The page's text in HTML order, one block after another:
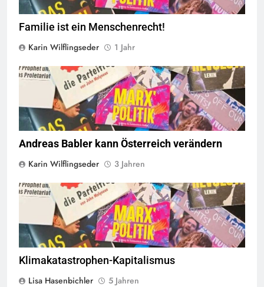
Familie ist ein Menschenrecht!
Karin Wilflingseder
1 Jahr
© linkswende.org,CC-BY-SA-1.0
Andreas Babler kann Österreich verändern
Karin Wilflingseder
3 Jahren
© linkswende.org,CC-BY-SA-1.0
Klimakatastrophen-Kapitalismus
Lisa Hasenbichler
5 Jahren